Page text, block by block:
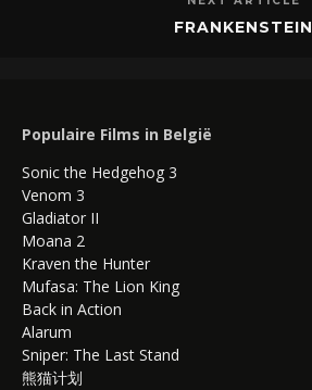
FRANKENSTEIN
Populaire Films in België
Sonic the Hedgehog 3
Venom 3
Gladiator II
Moana 2
Kraven the Hunter
Mufasa: The Lion King
Back in Action
Alarum
Sniper: The Last Stand
熊猫计划